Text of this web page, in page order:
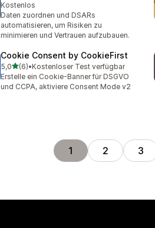
Kostenlos
Daten zuordnen und DSARs
automatisieren, um Risiken zu
minimieren und Vertrauen aufzubauen.
Cookie Consent by CookieFirst
5,0von 5 Sternen
(6)
6 Rezensionen insgesamt
•Kostenloser Test verfügbar
Erstelle ein Cookie-Banner für DSGVO
und CCPA, aktiviere Consent Mode v2
1 2 3